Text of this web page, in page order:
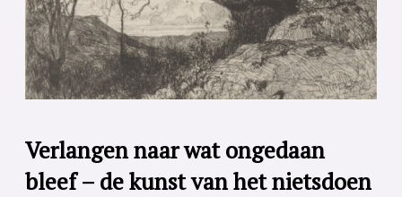
Verlangen naar wat ongedaan
bleef – de kunst van het nietsdoen